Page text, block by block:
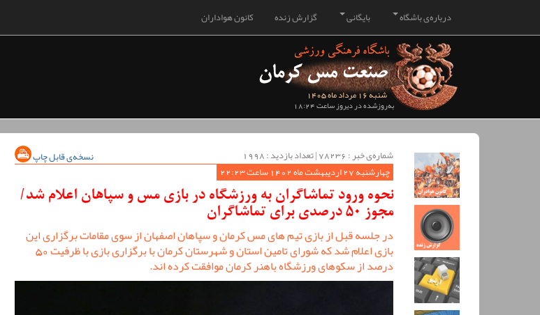
کانون هواداران گزارش زنده بایگانی درباره‌ی باشگاه
شنبه 16 مرداد ماه 1405
به‌روزشده در دیروز ساعت 18:24
شماره‌ی خبر : ‌78236 | تعداد بازدید : 1998
نسخه‌ی قابل چاپ
چهارشنبه 27 اردیبهشت ماه 1402 ساعت 22:23
نحوه ورود تماشاگران به ورزشگاه در بازی مس و سپاهان اعلام شد/
مجوز 50 درصدی برای تماشاگران
در جلسه قبل از بازی تیم های مس کرمان و سپاهان اصفهان از سوی مقامات برگزاری این
بازی اعلام شد که شورای تامین استان و شهرستان کرمان با برگزاری بازی با ظرفیت 50
درصد از سکوهای ورزشگاه باهنر کرمان موافقت کرده اند.